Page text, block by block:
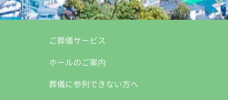
ご葬儀サービス
ホールのご案内
葬儀に参列できない方へ